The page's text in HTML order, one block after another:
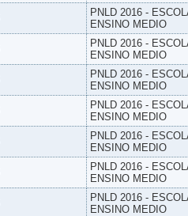
PNLD 2016 -
ENSINO MEDIO
PNLD 2016 -
ENSINO MEDIO
PNLD 2016 -
ENSINO MEDIO
PNLD 2016 -
ENSINO MEDIO
PNLD 2016 -
ENSINO MEDIO
PNLD 2016 -
ENSINO MEDIO
PNLD 2016 -
ENSINO MEDIO